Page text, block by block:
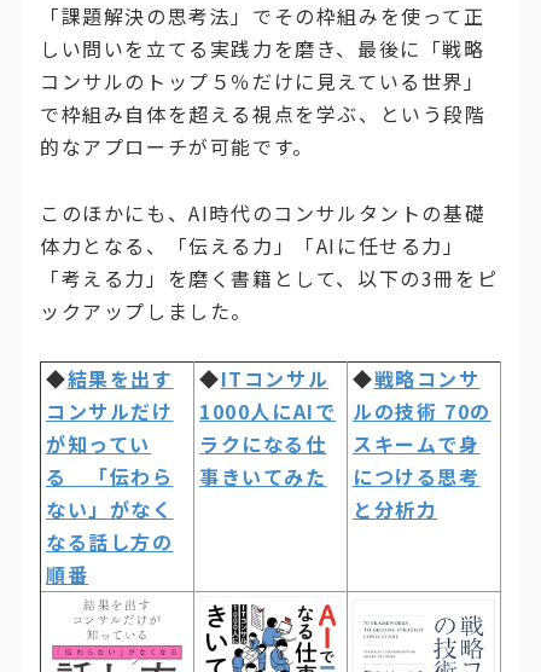
「課題解決の思考法」でその枠組みを使って正
しい問いを立てる実践力を磨き、最後に「戦略
コンサルのトップ５％だけに見えている世界」
で枠組み自体を超える視点を学ぶ、という段階
的なアプローチが可能です。
このほかにも、AI時代のコンサルタントの基礎
体力となる、「伝える力」「AIに任せる力」
「考える力」を磨く書籍として、以下の3冊をピ
ックアップしました。
◆結果を出す
コンサルだけ
が知ってい
る 「伝わら
ない」がなく
なる話し方の
順番
◆ITコンサル
1000人にAIで
ラクになる仕
事きいてみた
◆戦略コンサ
ルの技術 70の
スキームで身
につける思考
と分析力